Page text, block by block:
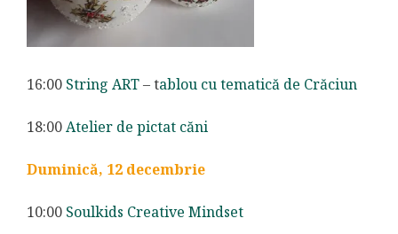
16:00 String ART– tablou cu tematică de Crăciun
18:00Atelier de pictat căni
Duminică, 12 decembrie
10:00 Soulkids Creative Mindset